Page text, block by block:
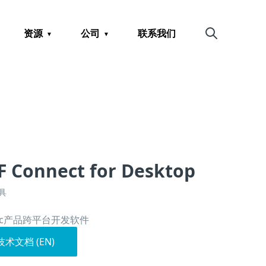
资源 公司
联系我们
Connect for Desktop
品跨平台开发软件
术文档 (EN)